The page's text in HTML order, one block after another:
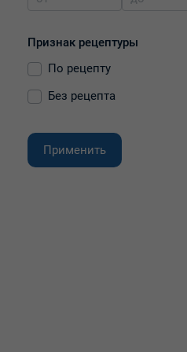
Признак рецептуры
По рецепту
Без рецепта
Применить